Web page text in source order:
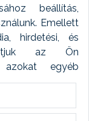
beállítás,
Emellett
hirdetési, és
az Ön
azokat egyéb
A sütik
végzünk és
töröljük. A